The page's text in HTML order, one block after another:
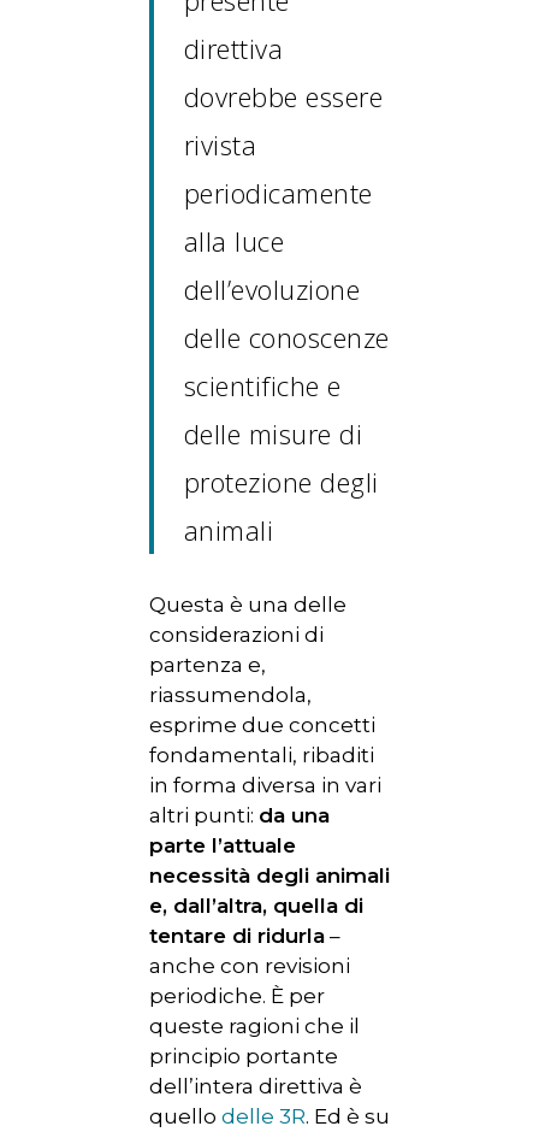
direttiva
dovrebbe essere
rivista
periodicamente
alla luce
dell’evoluzione
delle conoscenze
scientifiche e
delle misure di
protezione degli
animali
Questa è una delle
considerazioni di
partenza e,
riassumendola,
esprime due concetti
fondamentali, ribaditi
in forma diversa in vari
altri punti: da una
parte l’attuale
necessità degli animali
e, dall’altra, quella di
tentare di ridurla –
anche con revisioni
periodiche. È per
queste ragioni che il
principio portante
dell’intera direttiva è
quello delle 3R. Ed è su